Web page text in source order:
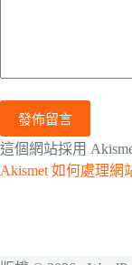
發佈留言
這個網站採用
Akismet 如何處理網